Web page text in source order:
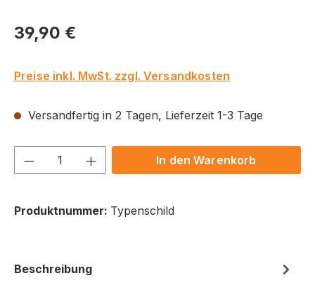
Regulärer Preis:
39,90 €
Preise inkl. MwSt. zzgl. Versandkosten
Versandfertig in 2 Tagen, Lieferzeit 1-3 Tage
Produkt Anzahl: Gib denIn den Warenkorb
Produktnummer: Typenschild
Beschreibung